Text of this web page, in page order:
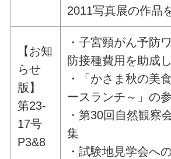
2011写真展の作品
【お知
らせ
版】
第23-
17号
P3&8
・子宮頸がん予防
防接種費用を助成
・「かさま秋の美
ースランチ～」の
・第30回自然観察
集
・試験地見学会へ